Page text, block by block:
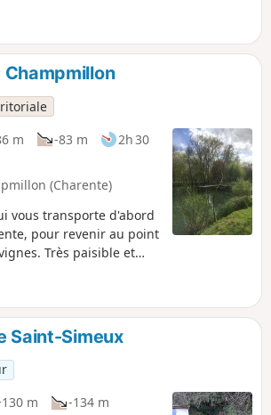
m -83 m
2h 30
(Charente)
vous transporte d'abord
pour revenir au point
Très paisible et
Saint-Simeux
m
-134 m